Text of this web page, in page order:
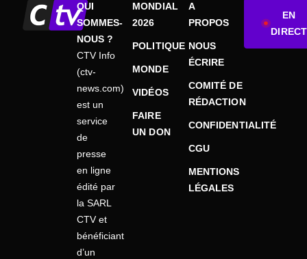
QUI
SOMMES-
NOUS ?
CTV Info
(ctv-
news.com)
est un
service
de
presse
en ligne
édité par
la SARL
CTV et
bénéficiant
d’un
MONDIAL
2026
POLITIQUE
MONDE
VIDÉOS
FAIRE
UN DON
A
PROPOS
NOUS
ÉCRIRE
COMITÉ DE
RÉDACTION
CONFIDENTIALITÉ
CGU
MENTIONS
LÉGALES
EN
DIRECT